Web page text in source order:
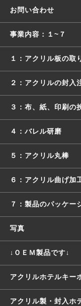
お問い合わせ
事業内容：１~７
１：アクリル板の取
２：アクリルの封入
３：布、紙、印刷の
４：バレル研磨
５：アクリル丸棒
６：アクリル曲げ加
７：製品のパッケー
写真
↓ＯＥＭ製品です↓
アクリルホテルキー
アクリル製・封入ホ